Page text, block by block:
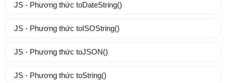
JS - Phương thức toDateString()
JS - Phương thức toISOString()
JS - Phương thức toJSON()
JS - Phương thức toString()